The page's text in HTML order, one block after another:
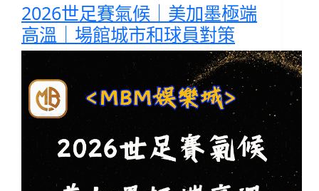
2026世足賽氣候｜美加墨極端
高溫｜場館城市和球員對策